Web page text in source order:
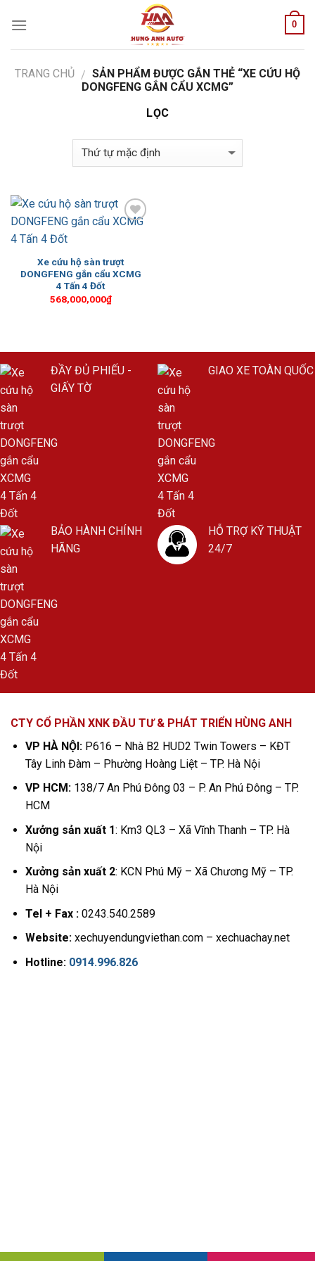
0
TRANG CHỦ / SẢN PHẨM ĐƯỢC GẮN THẺ “XE CỨU HỘ
DONGFENG GẮN CẨU XCMG”
LỌC
Xe cứu hộ sàn trượt
DONGFENG gắn cẩu XCMG
4 Tấn 4 Đốt
568,000,000₫
ĐẦY ĐỦ PHIẾU -
GIẤY TỜ
GIAO XE TOÀN QUỐC
BẢO HÀNH CHÍNH
HÃNG
HỖ TRỢ KỸ THUẬT
24/7
CTY CỔ PHẦN XNK ĐẦU TƯ & PHÁT TRIỂN HÙNG ANH
VP HÀ NỘI:P616 – Nhà B2 HUD2 Twin Towers – KĐT
Tây Linh Đàm – Phường Hoàng Liệt – TP. Hà Nội
VP HCM:138/7 An Phú Đông 03 – P. An Phú Đông – TP.
HCM
Xưởng sản xuất 1: Km3 QL3 – Xã Vĩnh Thanh – TP. Hà
Nội
Xưởng sản xuất 2: KCN Phú Mỹ – Xã Chương Mỹ – TP.
Hà Nội
Tel + Fax :0243.540.2589
Website:xechuyendungviethan.com – xechuachay.net
Hotline: 0914.996.826